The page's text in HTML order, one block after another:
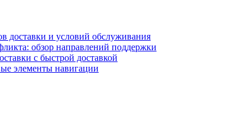
доставки и условий обслуживания
обзор направлений поддержки
с быстрой доставкой
элементы навигации